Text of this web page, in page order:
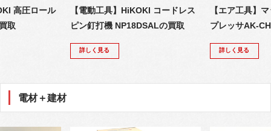
高圧ロール
取
【電動工具】HiKOKI コードレス
ピン釘打機 NP18DSALの買取
詳しく見る
【エア工具】
プレッサAK-
詳しく見る
電材＋建材